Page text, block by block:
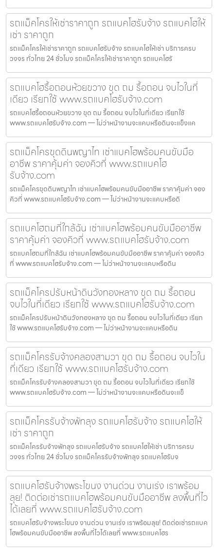
รถแม็คโครให้เช่าราคาถูก รถแบคโฮรับจ้าง รถแบคโฮให้
เช่า ราคาถูก
รถแม็คโครให้เช่าราคาถูก รถแบคโฮรับจ้าง รถแบคโฮให้เช่า บริการครบ
วงจร ทั่วไทย 24 ชั่วโมง รถแม็คโครให้เช่าราคาถูก รถแบคโฮรั
รถแบคโฮรื้อถอนห้วยขวาง ขุด ถม รื้อถอน จบไวในที่
เดียว เรียกใช้ www.รถแบคโฮรับจ้าง.com
รถแบคโฮรื้อถอนห้วยขวาง ขุด ถม รื้อถอน จบไวในที่เดียว เรียกใช้
www.รถแบคโฮรับจ้าง.com — ไม่ว่าหน้างานจะแคบหรือดินจะแข็งแค
รถแม็คโครขุดดินพญาไท เช่าแบคโฮพร้อมคนขับมือ
อาชีพ ราคาคุ้มค่า จองคิวที่ www.รถแบคโฮ
รับจ้าง.com
รถแม็คโครขุดดินพญาไท เช่าแบคโฮพร้อมคนขับมืออาชีพ ราคาคุ้มค่า จอง
คิวที่ www.รถแบคโฮรับจ้าง.com — ไม่ว่าหน้างานจะแคบหรือดิ
รถแบคโฮถมที่ใกล้ฉัน เช่าแบคโฮพร้อมคนขับมืออาชีพ
ราคาคุ้มค่า จองคิวที่ www.รถแบคโฮรับจ้าง.com
รถแบคโฮถมที่ใกล้ฉัน เช่าแบคโฮพร้อมคนขับมืออาชีพ ราคาคุ้มค่า จองคิว
ที่ www.รถแบคโฮรับจ้าง.com — ไม่ว่าหน้างานจะแคบหรือดิน
รถแม็คโครปรับหน้าดินวังทองหลาง ขุด ถม รื้อถอน
จบไวในที่เดียว เรียกใช้ www.รถแบคโฮรับจ้าง.com
รถแม็คโครปรับหน้าดินวังทองหลาง ขุด ถม รื้อถอน จบไวในที่เดียว เรียก
ใช้ www.รถแบคโฮรับจ้าง.com — ไม่ว่าหน้างานจะแคบหรือดิน
รถแม็คโครรับจ้างคลองสามวา ขุด ถม รื้อถอน จบไวใน
ที่เดียว เรียกใช้ www.รถแบคโฮรับจ้าง.com
รถแม็คโครรับจ้างคลองสามวา ขุด ถม รื้อถอน จบไวในที่เดียว เรียกใช้
www.รถแบคโฮรับจ้าง.com — ไม่ว่าหน้างานจะแคบหรือดินจะแข็
รถแม็คโครรับจ้างพัทลุง รถแบคโฮรับจ้าง รถแบคโฮให้
เช่า ราคาถูก
รถแม็คโครรับจ้างพัทลุง รถแบคโฮรับจ้าง รถแบคโฮให้เช่า บริการครบ
วงจร ทั่วไทย 24 ชั่วโมง รถแม็คโครรับจ้างพัทลุง รถแบคโฮรับจ
รถแบคโฮรับจ้างพระโขนง งานด่วน งานเร่ง เราพร้อม
ลุย! ติดต่อเช่ารถแบคโฮพร้อมคนขับมืออาชีพ ลงพื้นที่ไว
ได้เลยที่ www.รถแบคโฮรับจ้าง.com
รถแบคโฮรับจ้างพระโขนง งานด่วน งานเร่ง เราพร้อมลุย! ติดต่อเช่ารถแบค
โฮพร้อมคนขับมืออาชีพ ลงพื้นที่ไวได้เลยที่ www.รถแบคโฮร